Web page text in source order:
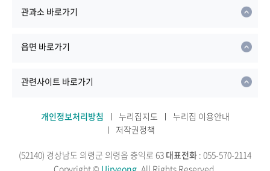
관과소 바로가기
읍면 바로가기
관련사이트 바로가기
개인정보처리방침 누리집지도
누리집 이용안내
저작권정책
(52140) 경상남도 의령군 의령읍 충익로 63 대표전화 : 055-570-2114
Copyright © Uiryeong. All Rights Reserved.